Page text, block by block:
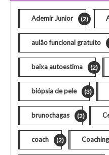
Ademir Junior (2)
aulão funcional gratuito
baixa autoestima (2)
biópsia de pele (3)
brunochagas (2)
coach (2) Coaching